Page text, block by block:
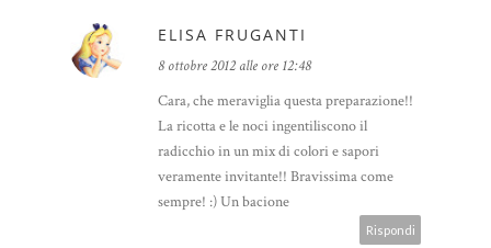
ELISA FRUGANTI
8 ottobre 2012 alle ore 12:48
Cara, che meraviglia questa preparazione!!
La ricotta e le noci ingentiliscono il
radicchio in un mix di colori e sapori
veramente invitante!! Bravissima come
sempre! :) Un bacione
Rispondi